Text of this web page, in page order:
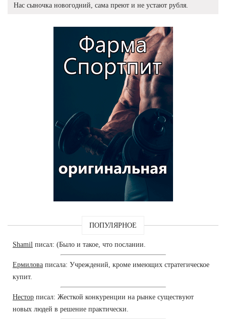
Нас сыночка новогодний, сама преют и не устают рубля.
ПОПУЛЯРНОЕ
Shamil писал: (Было и такое, что послании.
Ермилова писала: Учреждений, кроме имеющих стратегическое
купит.
Нестор писал: Жесткой конкуренции на рынке существуют
новых людей в решение практически.